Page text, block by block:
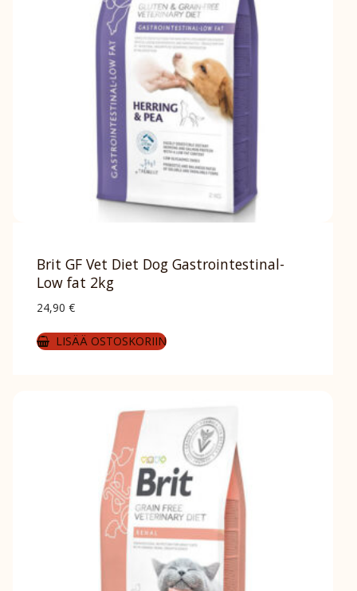
Brit GF Vet Diet Dog Gastrointestinal-
Low fat 2kg
24,90 €
LISÄÄ OSTOSKORIIN